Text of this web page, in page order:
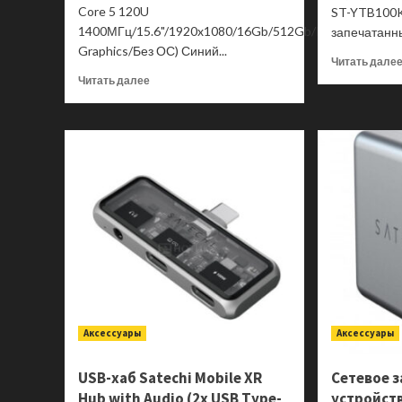
Core 5 120U
1400МГц/15.6"/1920x1080/16Gb/512Gb/Intel
Graphics/Без ОС) Синий...
Читать далееПрочитать
Ноутбук
15
X1504VA-
BQ590
90NB13Y1-
M00X70
ST-
Читать далее
Аксессуары
USB-хаб Satechi Mobile XR
Аксессуары
Сетевое